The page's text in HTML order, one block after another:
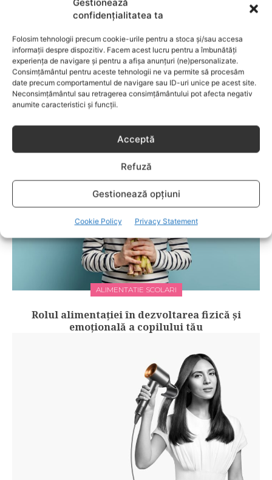
Gestionează
confidențialitatea ta
Folosim tehnologii precum cookie-urile pentru a stoca și/sau accesa
informații despre dispozitiv. Facem acest lucru pentru a îmbunătăți
experiența de navigare și pentru a afișa anunțuri (ne)personalizate.
Consimțământul pentru aceste tehnologii ne va permite să procesăm
date precum comportamentul de navigare sau ID-uri unice pe acest site.
Neconsimțământul sau retragerea consimțământului pot afecta negativ
anumite caracteristici și funcții.
Acceptă
Refuză
Gestionează opțiuni
Cookie Policy Privacy Statement
întreagă de sfaturi eficiente. COPII TALENTAŢI – este un
capitol fascinant dedicat copiilor valoroși ai țării. ÎNVAŢĂ
anumitor probleme de sănătate ce pot afecta atât viaţa
copiilor, cât şi pe cea a părinţilor.
RELATED POSTS
ALIMENTATIE SCOLARI
Rolul alimentației în dezvoltarea fizică și
emoțională a copilului tău